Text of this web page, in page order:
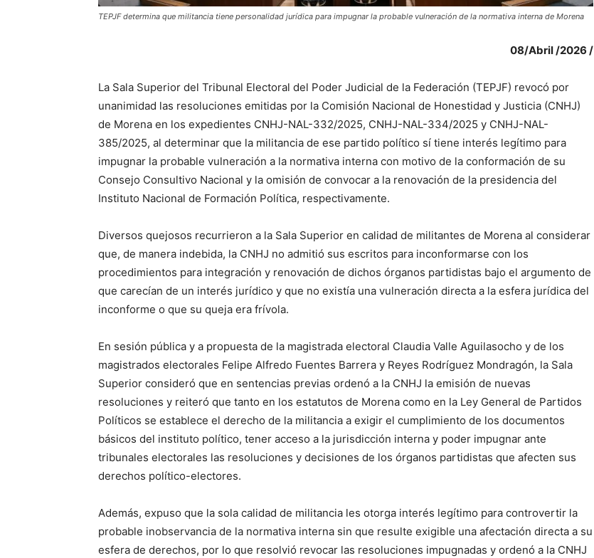
TEPJF determina que militancia tiene personalidad jurídica para impugnar la probable vulneración de la normativa interna de Morena
08/Abril /2026 /
La Sala Superior del Tribunal Electoral del Poder Judicial de la Federación (TEPJF) revocó por
unanimidad las resoluciones emitidas por la Comisión Nacional de Honestidad y Justicia (CNHJ)
de Morena en los expedientes CNHJ-NAL-332/2025, CNHJ-NAL-334/2025 y CNHJ-NAL-
385/2025, al determinar que la militancia de ese partido político sí tiene interés legítimo para
impugnar la probable vulneración a la normativa interna con motivo de la conformación de su
Consejo Consultivo Nacional y la omisión de convocar a la renovación de la presidencia del
Instituto Nacional de Formación Política, respectivamente.
Diversos quejosos recurrieron a la Sala Superior en calidad de militantes de Morena al considerar
que, de manera indebida, la CNHJ no admitió sus escritos para inconformarse con los
procedimientos para integración y renovación de dichos órganos partidistas bajo el argumento de
que carecían de un interés jurídico y que no existía una vulneración directa a la esfera jurídica del
inconforme o que su queja era frívola.
En sesión pública y a propuesta de la magistrada electoral Claudia Valle Aguilasocho y de los
magistrados electorales Felipe Alfredo Fuentes Barrera y Reyes Rodríguez Mondragón, la Sala
Superior consideró que en sentencias previas ordenó a la CNHJ la emisión de nuevas
resoluciones y reiteró que tanto en los estatutos de Morena como en la Ley General de Partidos
Políticos se establece el derecho de la militancia a exigir el cumplimiento de los documentos
básicos del instituto político, tener acceso a la jurisdicción interna y poder impugnar ante
tribunales electorales las resoluciones y decisiones de los órganos partidistas que afecten sus
derechos político-electores.
Además, expuso que la sola calidad de militancia les otorga interés legítimo para controvertir la
probable inobservancia de la normativa interna sin que resulte exigible una afectación directa a su
esfera de derechos, por lo que resolvió revocar las resoluciones impugnadas y ordenó a la CNHJ